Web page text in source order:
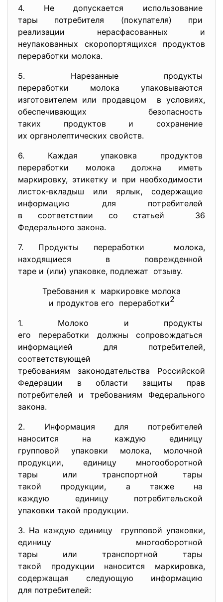
4. Не допускается использование
тары потребителя (покупателя) при
реализации нерасфасованных и
неупакованных скоропортящихся продуктов
переработки молока.
5. Нарезанные продукты
переработки молока упаковываются
изготовителем или продавцом в условиях,
обеспечивающих безопасность
таких продуктов и сохранение
их органолептических свойств.
6. Каждая упаковка продуктов
переработки молока должна иметь
маркировку, этикетку и при необходимости
листок-вкладыш или ярлык, содержащие
информацию для потребителей
в соответствии со статьей 36
Федерального закона.
7. Продукты переработки молока,
находящиеся в поврежденной
таре и (или) упаковке, подлежат отзыву.
Требования к маркировке молока
и продуктов его переработки2
1. Молоко и продукты
его переработки должны сопровождаться
информацией для потребителей,
соответствующей
требованиям законодательства Российской
Федерации в области защиты прав
потребителей и требованиям Федерального
закона.
2. Информация для потребителей
наносится на каждую единицу
групповой упаковки молока, молочной
продукции, единицу многооборотной
тары или транспортной тары
такой продукции, а также на
каждую единицу потребительской
упаковки такой продукции.
3. На каждую единицу групповой упаковки,
единицу многооборотной
тары или транспортной тары
такой продукции наносится маркировка,
содержащая следующую информацию
для потребителей: